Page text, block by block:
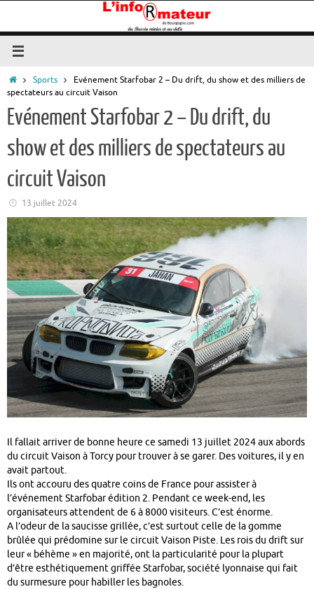
contenu
Accueil
Sports
Evénement Starfobar 2 – Du drift, du show et des milliers de
spectateurs au circuit Vaison
Evénement Starfobar 2 – Du drift, du
show et des milliers de spectateurs au
circuit Vaison
13 juillet 2024
Il fallait arriver de bonne heure ce samedi 13 juillet 2024 aux abords
du circuit Vaison à Torcy pour trouver à se garer. Des voitures, il y en
avait partout.
Ils ont accouru des quatre coins de France pour assister à
l’événement Starfobar édition 2. Pendant ce week-end, les
organisateurs attendent de 6 à 8000 visiteurs. C’est énorme.
A l’odeur de la saucisse grillée, c’est surtout celle de la gomme
brûlée qui prédomine sur le circuit Vaison Piste. Les rois du drift sur
leur « béhème » en majorité, ont la particularité pour la plupart
d’être esthétiquement griffée Starfobar, société lyonnaise qui fait
du surmesure pour habiller les bagnoles.